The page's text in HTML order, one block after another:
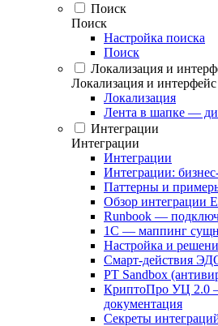
Поиск
Поиск
Настройка поиска
Поиск
Локализация и
Локализация и интерфейс
Локализация
Лента в шапке —
Интеграции
Интеграции
Интеграции
Интеграции:
Паттерны и
Обзор интеграции
Runbook —
1С — маппинг
Настройка и
Смарт-действия
PT Sandbox
КриптоПро УЦ 2.0
документация
Секреты